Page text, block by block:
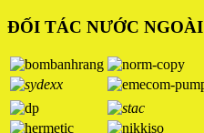
ĐỐI TÁC NƯỚC NGOÀI